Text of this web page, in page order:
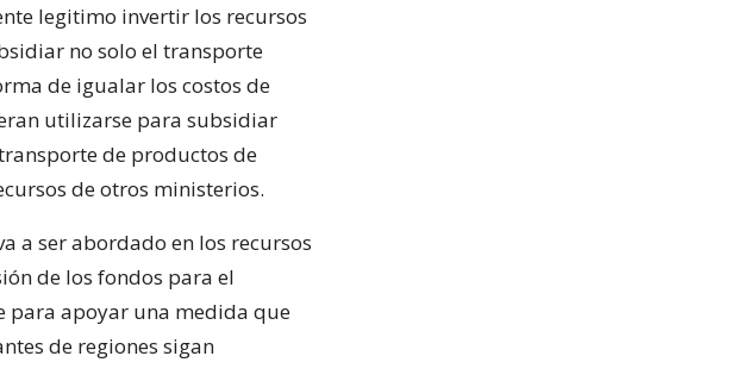
legitimo invertir los recursos
no solo el transporte
de igualar los costos de
utilizarse para subsidiar
de productos de
de otros ministerios.
a ser abordado en los recursos
de los fondos para el
para apoyar una medida que
de regiones sigan